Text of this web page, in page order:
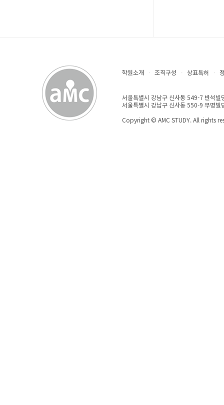
학원소개 · 조직구성 · 상표특허 ·
서울특별시 강남구 신사동 549-7 반
서울특별시 강남구 신사동 550-9 무
Copyright © AMC STUDY.